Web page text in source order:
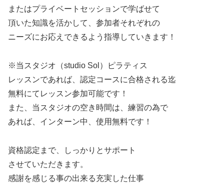
またはプライベートセッションで学ばせて
頂いた知識を活かして、参加者それぞれの
ニーズにお応えできるよう指導していきます！
※当スタジオ（studio Sol）ピラティス
レッスンであれば、認定コースに合格される迄
無料にてレッスン参加可能です！
また、当スタジオの空き時間は、練習の為で
あれば、インターン中、使用無料です！
資格認定まで、しっかりとサポート
させていただきます。
感謝を感じる事の出来る充実した仕事